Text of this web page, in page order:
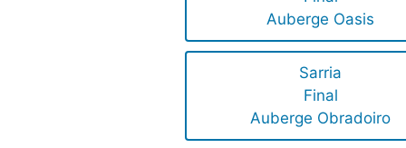
Auberge Oasis
Sarria
Final
Auberge Obradoiro